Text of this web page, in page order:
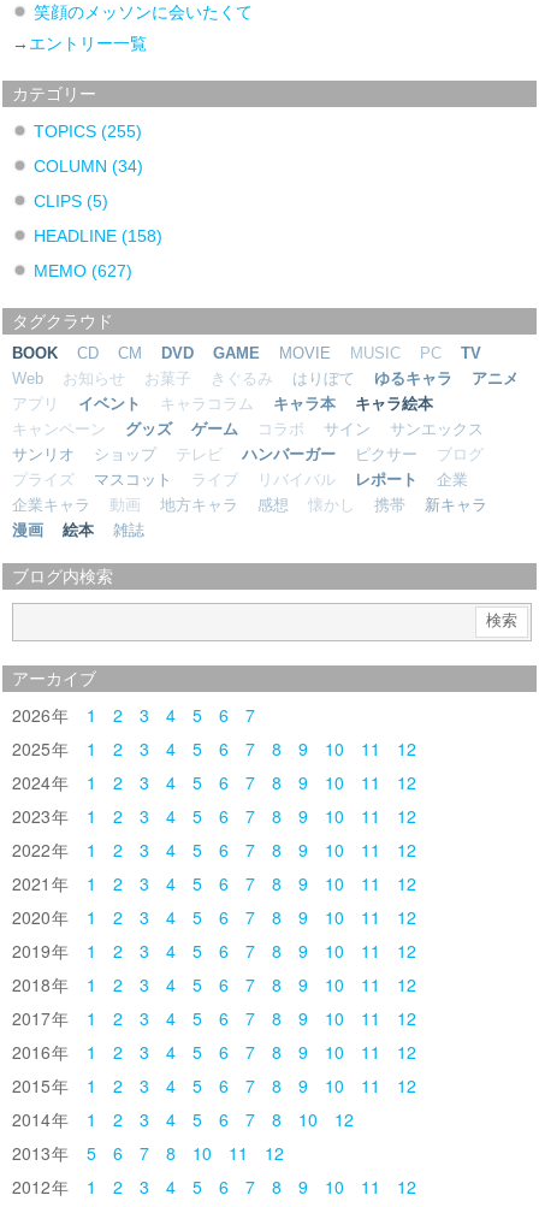
笑顔のメッソンに会いたくて
→ エントリー一覧
カテゴリー
TOPICS (255)
COLUMN (34)
CLIPS (5)
HEADLINE (158)
MEMO (627)
タグクラウド
BOOK CD CM DVD GAME MOVIE MUSIC PC
TV
Web
お知らせ お菓子 きぐるみ はりぼて ゆるキャラ
アニメ
アプリ
イベント キャラコラム キャラ本
キャラ絵本
キャンペーン
グッズ ゲーム コラボ サイン
サンエックス
サンリオ
ショップ テレビ ハンバーガー ピクサー
ブログ
プライズ
マスコット ライブ リバイバル レポート
企業
企業キャラ
動画 地方キャラ 感想 懐かし 携帯
新キャラ
漫画
絵本 雑誌
ブログ内検索
アーカイブ
2026 1 2 3 4 5 6
7
2025
1 2 3 4 5 6 7 8 9 10 11
12
2024
1 2 3 4 5 6 7 8 9 10 11
12
2023
1 2 3 4 5 6 7 8 9 10 11
12
2022
1 2 3 4 5 6 7 8 9 10 11
12
2021
1 2 3 4 5 6 7 8 9 10 11
12
2020
1 2 3 4 5 6 7 8 9 10 11
12
2019
1 2 3 4 5 6 7 8 9 10 11
12
2018
1 2 3 4 5 6 7 8 9 10 11
12
2017
1 2 3 4 5 6 7 8 9 10 11
12
2016
1 2 3 4 5 6 7 8 9 10 11
12
2015
1 2 3 4 5 6 7 8 9 10 11
12
2014
1 2 3 4 5 6 7 8 10
12
2013
5 6 7 8 10 11
12
2012
1 2 3 4 5 6 7 8 9 10 11 12